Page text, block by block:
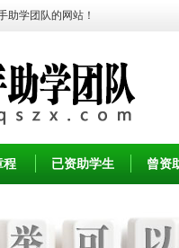
助学团队的网站！
程 已资助学生 曾资